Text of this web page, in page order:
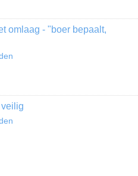
omlaag - "boer bepaalt,